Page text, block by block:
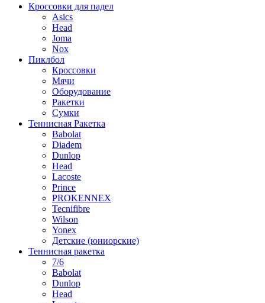
Кроссовки для падел
Asics
Head
Joma
Nox
Пиклбол
Кроссовки
Мячи
Оборудование
Ракетки
Сумки
Теннисная Ракетка
Babolat
Diadem
Dunlop
Head
Lacoste
Prince
PROKENNEX
Tecnifibre
Wilson
Yonex
Детские (юниорские)
Теннисная ракетка
7/6
Babolat
Dunlop
Head